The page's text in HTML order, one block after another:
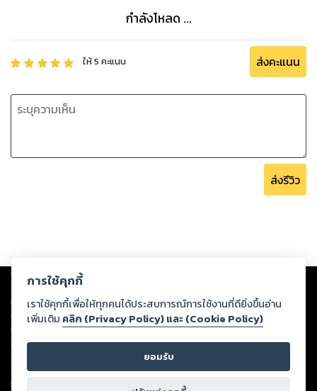
"ทำอะไรครับ" คิ้วเรียวปานดาบ ขมวดนิด ๆ
"หล่อฉิบหาย"
++++++++++++++++++++++++++++
กำลังโหลด ...
ให้5 คะแนน ส่งคะแนน
ส่งรีวิว
Copyright © 2026
ต่อผลงานหรือเนื้อหาใดที่อัปโหลดผ่านเว็บไซต์และปรากฏว่าละเมิดสิทธิใน
ทรัพย์สินทางปัญญาของบุคคลอื่นหรือขัดต่อกฎหมายและศีลธรรม ดังนั้น ผู้อ่าน
ทุกท่านโปรดใช้วิจารณญาณในการกลั่นกรองด้วยตนเอง และหากท่านพบว่าส่วน
หนึ่งส่วนใดขัดต่อกฎหมายและศีลธรรม กรุณาแจ้งมายังบริษัท เพื่อทีมงานจะได้
ดำเนินการในทันที ทั้งนี้ ทางสตอรี่ล็อกขอสงวนลิขสิทธิ์ตามพระราชบัญญัติ
ลิขสิทธิ์ พ.ศ. 2537 (ฉบับล่าสุด)
For support: member@ookbee.com
การใช้คุกกี้
เราใช้คุกกี้เพื่อให้ทุกคนได้ประสบการณ์การใช้งานที่ดียิ่งขึ้นอ่าน
เพิ่มเติม คลิก (Privacy Policy) และ (Cookie Policy)
ยอมรับ